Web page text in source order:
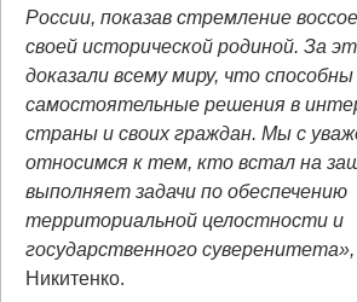
России, показав стремление
своей исторической родиной. За
доказали всему миру, что
самостоятельные решения в
страны и своих граждан. Мы с
относимся к тем, кто встал на
выполняет задачи по обеспечению
территориальной целостности и
государственного суверенитета»,
Никитенко.